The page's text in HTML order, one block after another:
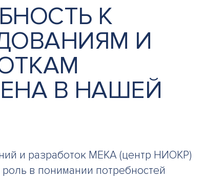
К
И
В НАШЕЙ
и разработок MEKA (центр НИОКР)
в понимании потребностей